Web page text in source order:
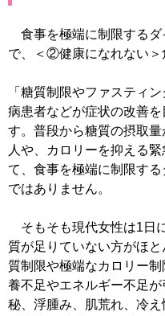
食事を極端に制限するダ
で、＜②健康になれない
「糖質制限やファスティ
病患者などが症状の改善
す。普段から糖質の摂取
人や、カロリーを抑える
て、食事を極端に制限す
ではありません。
そもそも現代女性は1日
質が足りていない方がほ
質制限や極端なカロリー
養不足やエネルギー不足
秘、浮腫み、肌荒れ、冷